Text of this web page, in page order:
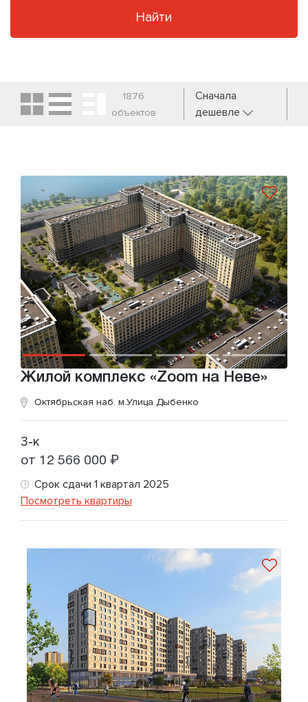
Найти
1876
объектов
Сначала
дешевле
Жилой комплекс «Zoom на Неве»
Октябрьская наб. м.Улица Дыбенко
3-к
от 12 566 000 ₽
Срок сдачи 1 квартал 2025
Посмотреть квартиры